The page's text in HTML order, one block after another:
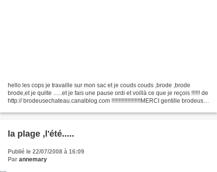
hello les cops je travaille sur mon sac et je couds couds ,brode ,brode
brode,et je quilte ......et je fais une pause ordi et voillà ce que je reçois !!!!!! de
http:// brodeusechateau.canalblog.com !!!!!!!!!!!!!!!!!!!!MERCI gentille brodeuse
la plage ,l'été.....
Publié le 22/07/2008 à 16:09
Par annemary